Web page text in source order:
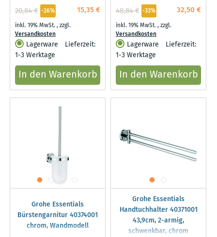
15,35 €
20,84 € -26%
inkl. 19% MwSt.,zzgl.
Versandkosten
Lagerware
Lieferzeit:
1-3 Werktage
In den Warenkorb
32,50 €
48,84 € -33%
inkl. 19% MwSt.,zzgl.
Versandkosten
Lagerware
Lieferzeit:
1-3 Werktage
In den Warenkorb
Grohe Essentials
Bürstengarnitur 40374001
chrom, Wandmodell
Grohe Essentials
Handtuchhalter 40371001
43,9cm, 2-armig,
schwenkbar, chrom